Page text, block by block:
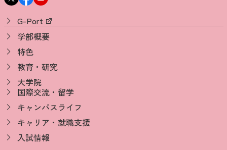
G-Port
学部概要
特色
教育・研究
大学院
国際交流・留学
キャンパスライフ
キャリア・就職支援
入試情報